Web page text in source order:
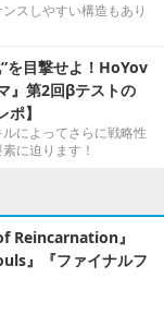
スしやすい構造もあり
を目撃せよ！HoYov
』第2回βテストの
】
によってさらに戦略性
に迫ります！
Reincarnation』
』『ファイナルフ